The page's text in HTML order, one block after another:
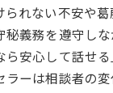
れない不安や
秘義務を遵守し
ら安心して話せ
ラーは相談者の